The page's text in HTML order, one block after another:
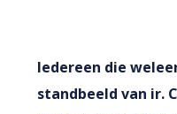
Iedereen die
standbeeld van ir.